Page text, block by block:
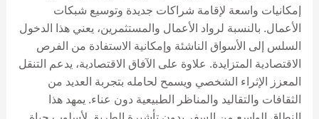
إمكانيات واسعة لإقامة شراكات جديدة وتوسيع شبكات
الأعمال. بالنسبة لرواد الأعمال والمستثمرين، يعني هذا الدخول
السلس إلى الأسواق الناشئة وإمكانية الاستفادة من الفرص
الاقتصادية المتزايدة. علاوة على الآفاق الاقتصادية، يدعم التنقل
المعزز الإثراء الشخصي ويسمح لحامله بتجربة العديد من
الثقافات والتقاليد والمناظر الطبيعية دون عناء. يمهد هذا